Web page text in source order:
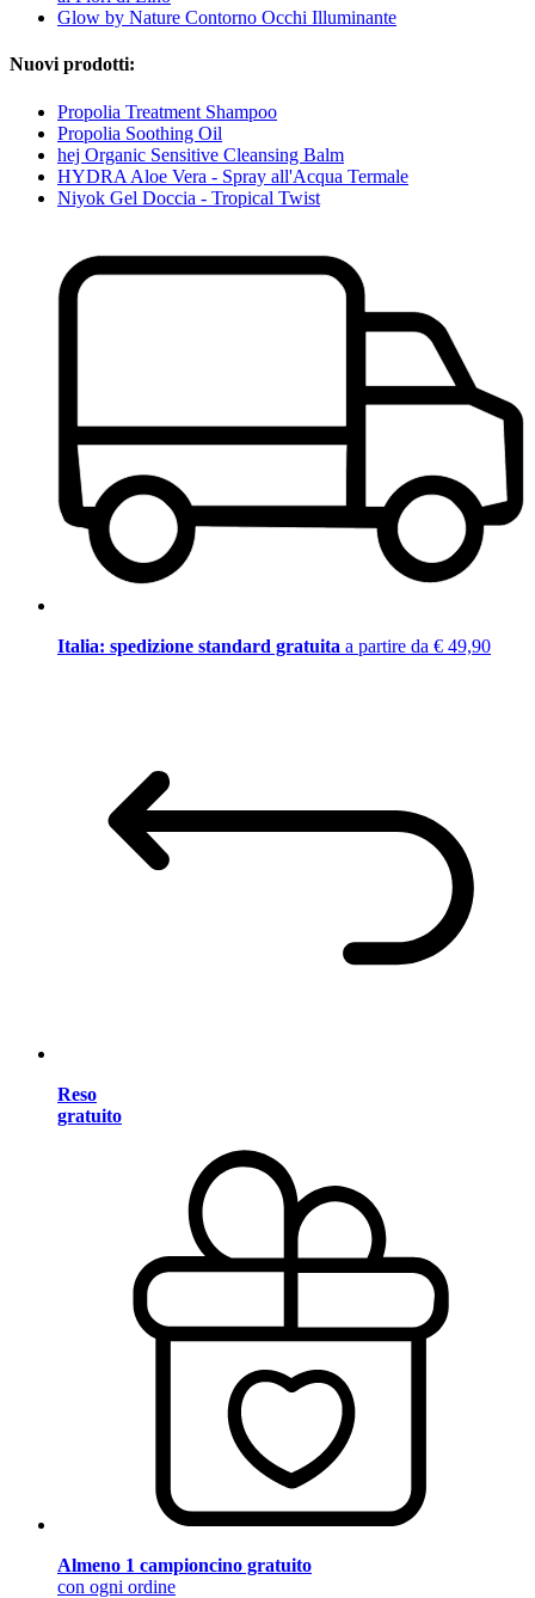
Glow by Nature Contorno Occhi Illuminante
Nuovi prodotti:
Propolia Treatment Shampoo
Propolia Soothing Oil
hej Organic Sensitive Cleansing Balm
HYDRA Aloe Vera - Spray all'Acqua Termale
Niyok Gel Doccia - Tropical Twist
Italia: spedizione standard gratuita a partire da € 49,90
Reso
gratuito
Almeno 1 campioncino gratuito
con ogni ordine